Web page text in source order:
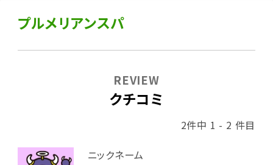
プルメリアンスパ
クチコミ
REVIEW
2件中 1 - 2 件目
ニックネーム